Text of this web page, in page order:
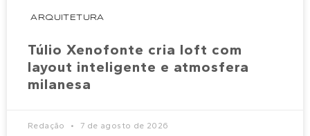
ARQUITETURA
Túlio Xenofonte cria loft com
layout inteligente e atmosfera
milanesa
Redação 7 de agosto de 2026